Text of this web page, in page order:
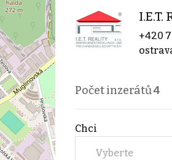
I.E.T.
+420
Počet inzerátů4
Chci
Vyberte